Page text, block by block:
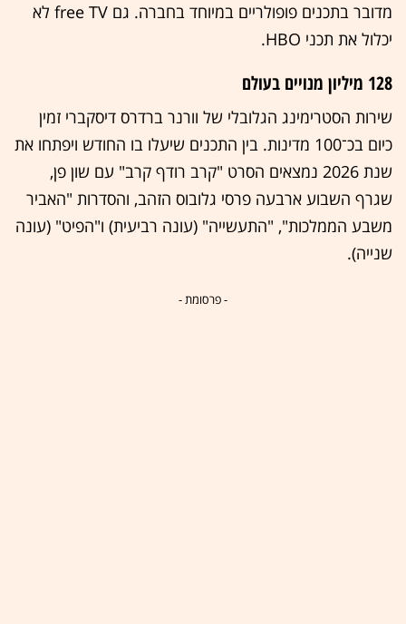
מדובר בתכנים פופולריים במיוחד בחברה. גם free TV לא
יכלול את תכני HBO.
128 מיליון מנויים בעולם
שירות הסטרימינג הגלובלי של וורנר ברדרס דיסקברי זמין
כיום בכ־100 מדינות. בין התכנים שיעלו בו החודש ויפתחו את
שנת 2026 נמצאים הסרט "קרב רודף קרב" עם שון פן,
שגרף השבוע ארבעה פרסי גלובוס הזהב, והסדרות "האביר
משבע הממלכות", "התעשייה" (עונה רביעית) ו"הפיט" (עונה
שנייה).
- פרסומת -